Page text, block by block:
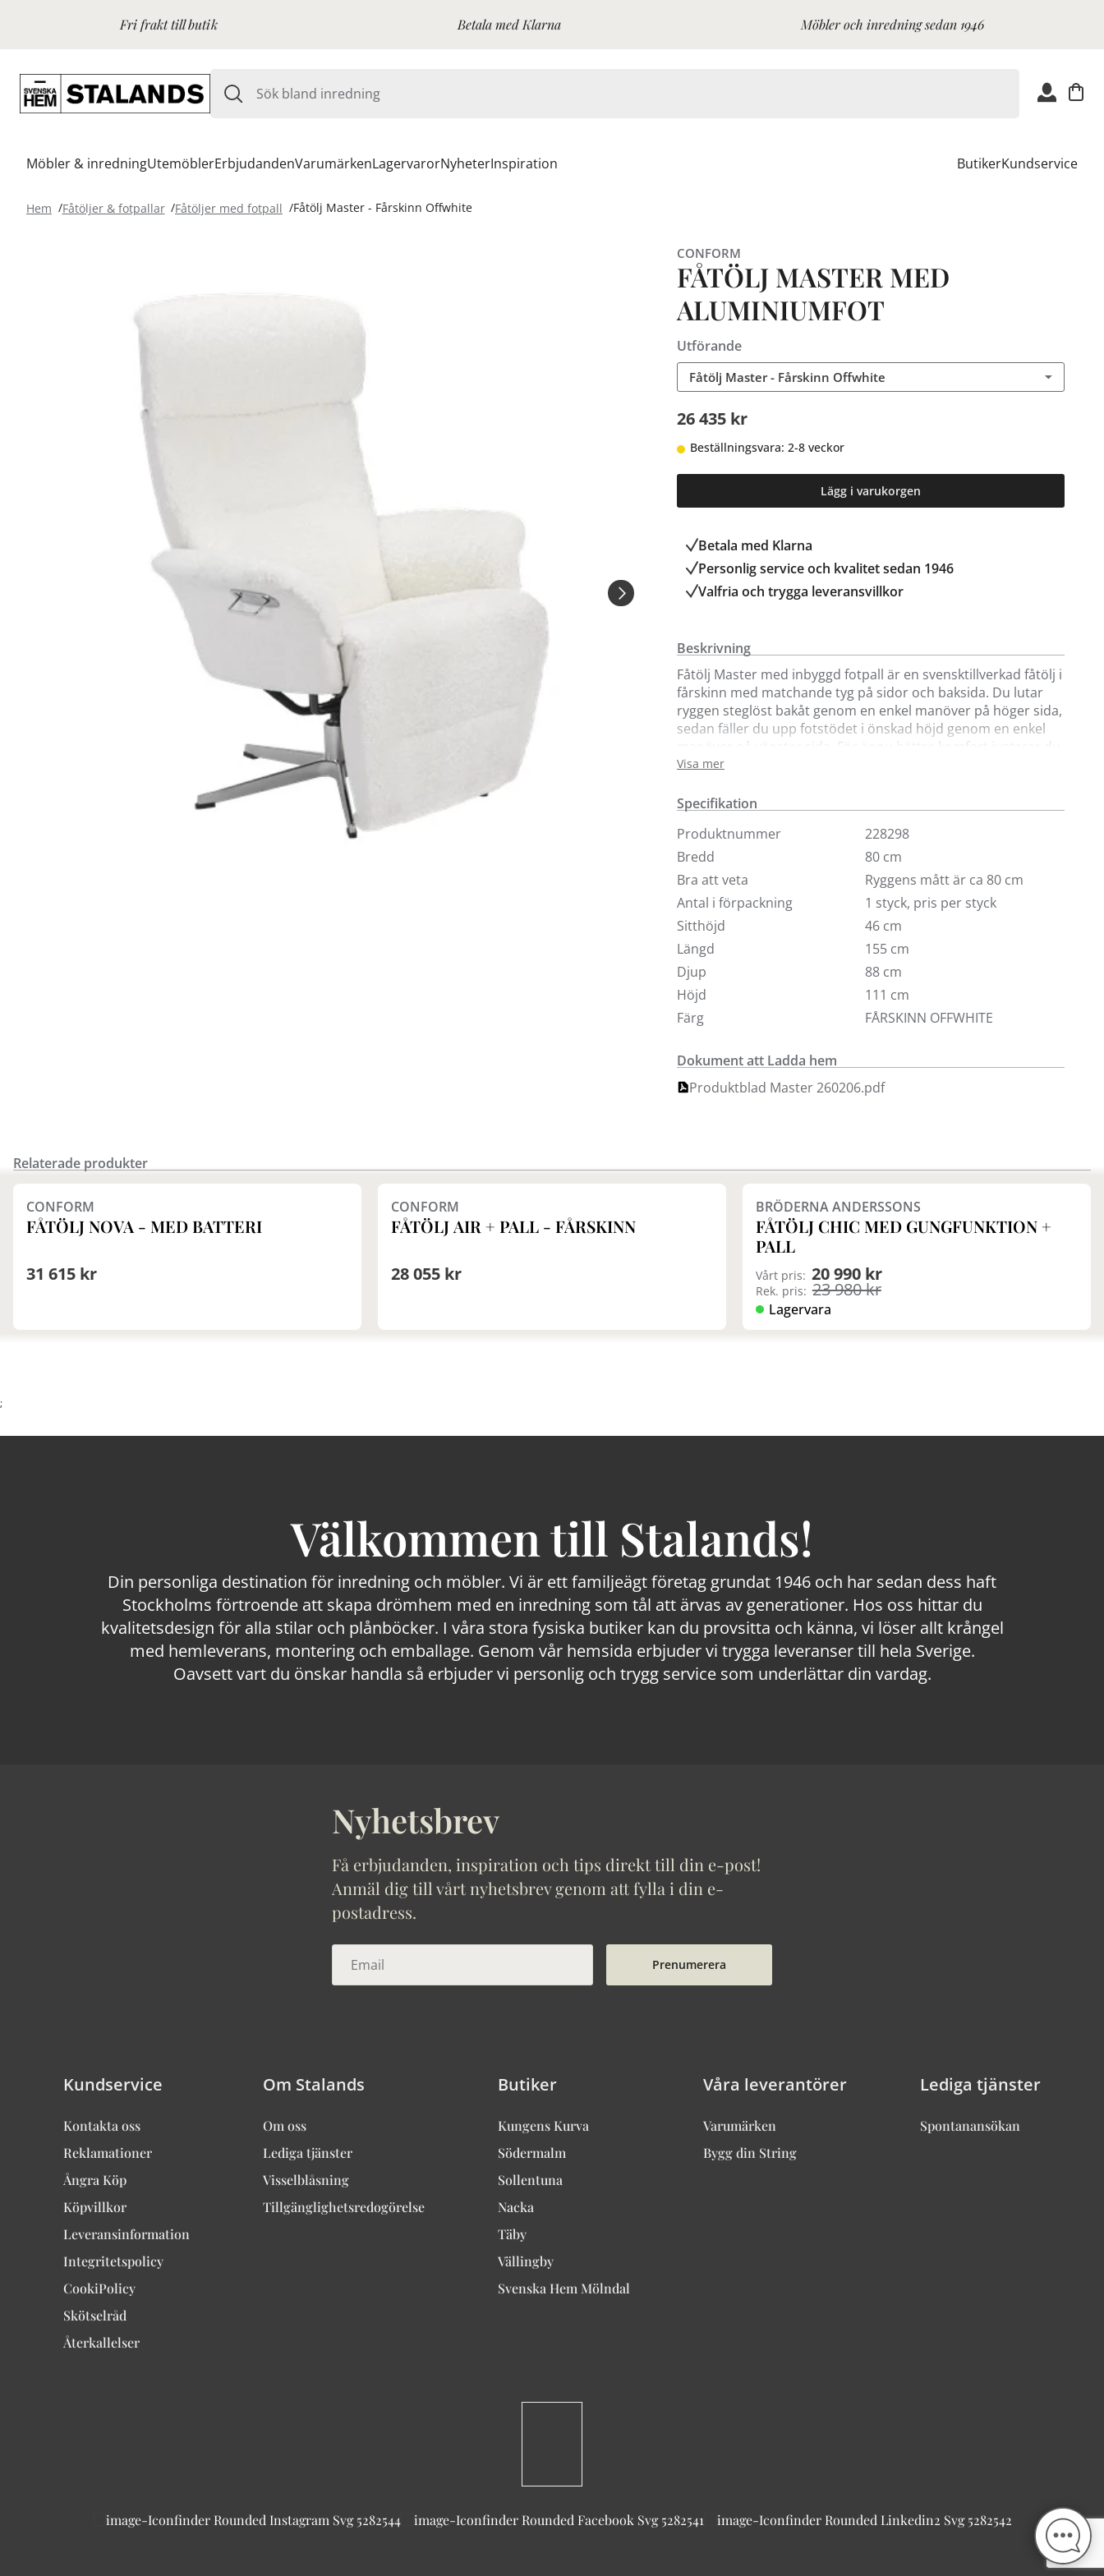
Fri frakt till butik Betala med Klarna Möbler och inredning sedan 1946
Möbler & inredningUtemöblerErbjudandenVarumärkenLagervarorNyheterInspiration ButikerKundservice
Hem Fåtöljer & fotpallar Fåtöljer med fotpall Fåtölj Master - Fårskinn Offwhite
CONFORM
FÅTÖLJ MASTER MED
ALUMINIUMFOT
Utförande
Fåtölj Master - Fårskinn Offwhite
26 435 kr
Beställningsvara: 2-8 veckor
Lägg i varukorgen
Betala med Klarna
Personlig service och kvalitet sedan 1946
Valfria och trygga leveransvillkor
Beskrivning
Fåtölj Master med inbyggd fotpall är en svensktillverkad fåtölj i
fårskinn med matchande tyg på sidor och baksida. Du lutar
ryggen steglöst bakåt genom en enkel manöver på höger sida,
sedan fäller du upp fotstödet i önskad höjd genom en enkel
manöver på vänster sida. För ännu bättre komfort justerar du
nackstödet så det passar just dig. Underrede i aluminium.
Förutom klädseln i fårskinn kan du välja på många andra
tygalternativ i våra butiker.
Visa mer
Specifikation
Produktnummer
228298
Bredd
80 cm
Bra att veta
Ryggens mått är ca 80 cm
Antal i förpackning
1 styck, pris per styck
Sitthöjd
46 cm
Längd
155 cm
Djup
88 cm
Höjd
111 cm
Färg
FÅRSKINN OFFWHITE
Dokument att Ladda hem
Produktblad Master 260206.pdf
Relaterade produkter Finns i fler val (2)
CONFORM
FÅTÖLJ NOVA - MED BATTERI
31 615 kr
Finns i fler val (4)
CONFORM
FÅTÖLJ AIR + PALL - FÅRSKINN
28 055 kr
Finns i fler val (2)
BRÖDERNA ANDERSSONS
FÅTÖLJ CHIC MED GUNGFUNKTION +
PALL
Vårt pris: 20 990 kr
Rek. pris: 23 980 kr
Lagervara
;
Välkommen till Stalands!
Din personliga destination för inredning och möbler. Vi är ett familjeägt företag grundat 1946 och har sedan dess haft
Stockholms förtroende att skapa drömhem med en inredning som tål att ärvas av generationer. Hos oss hittar du
kvalitetsdesign för alla stilar och plånböcker. I våra stora fysiska butiker kan du provsitta och känna, vi löser allt krångel
med hemleverans, montering och emballage. Genom vår hemsida erbjuder vi trygga leveranser till hela Sverige.
Oavsett vart du önskar handla så erbjuder vi personlig och trygg service som underlättar din vardag.
Nyhetsbrev
Få erbjudanden, inspiration och tips direkt till din e-post!
Anmäl dig till vårt nyhetsbrev genom att fylla i din e-
postadress.
Prenumerera
Kundservice
Kontakta oss
Reklamationer
Ångra Köp
Köpvillkor
Leveransinformation
Integritetspolicy
CookiPolicy
Skötselråd
Återkallelser
Om Stalands
Om oss
Lediga tjänster
Visselblåsning
Tillgänglighetsredogörelse
Butiker
Kungens Kurva
Södermalm
Sollentuna
Nacka
Täby
Vällingby
Svenska Hem Mölndal
Våra leverantörer
Varumärken
Bygg din String
Lediga tjänster
Spontanansökan